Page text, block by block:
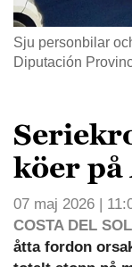
Sju personbilar
Diputación
köer på
07 maj 2026 |
COSTA DEL SOL
åtta fordon